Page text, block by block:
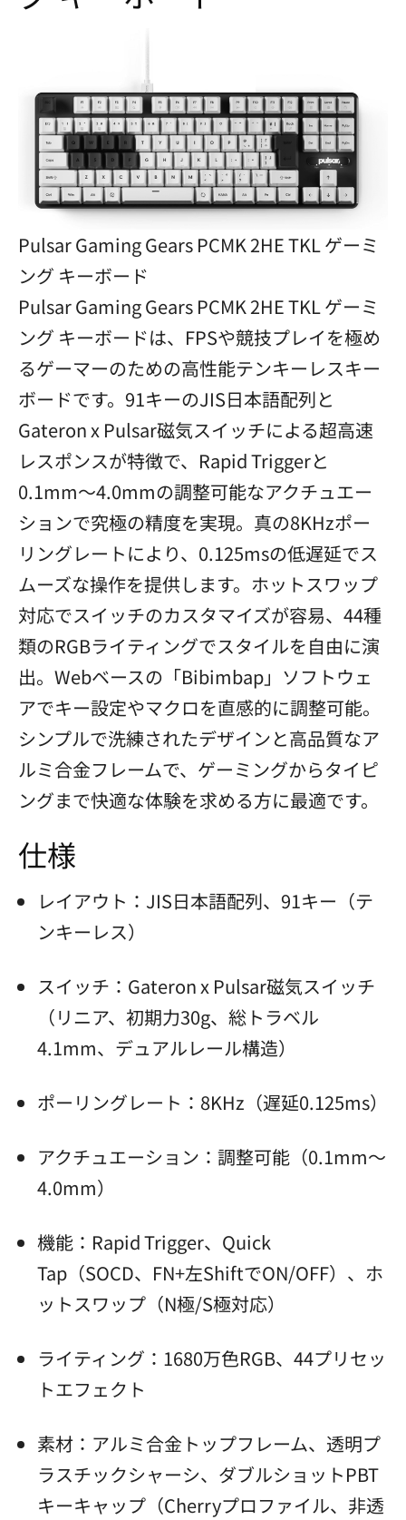
Pulsar Gaming Gears PCMK 2HE TKL ゲーミ
ング キーボード
Pulsar Gaming Gears PCMK 2HE TKL ゲーミ
ング キーボードは、FPSや競技プレイを極め
るゲーマーのための高性能テンキーレスキー
ボードです。91キーのJIS日本語配列と
Gateron x Pulsar磁気スイッチによる超高速
レスポンスが特徴で、Rapid Triggerと
0.1mm～4.0mmの調整可能なアクチュエー
ションで究極の精度を実現。真の8KHzポー
リングレートにより、0.125msの低遅延でス
ムーズな操作を提供します。ホットスワップ
対応でスイッチのカスタマイズが容易、44種
類のRGBライティングでスタイルを自由に演
出。Webベースの「Bibimbap」ソフトウェ
アでキー設定やマクロを直感的に調整可能。
シンプルで洗練されたデザインと高品質なア
ルミ合金フレームで、ゲーミングからタイピ
ングまで快適な体験を求める方に最適です。
仕様
レイアウト：JIS日本語配列、91キー（テ
ンキーレス）
スイッチ：Gateron x Pulsar磁気スイッチ
（リニア、初期力30g、総トラベル
4.1mm、デュアルレール構造）
ポーリングレート：8KHz（遅延0.125ms）
アクチュエーション：調整可能（0.1mm～
4.0mm）
機能：Rapid Trigger、Quick
Tap（SOCD、FN+左ShiftでON/OFF）、ホ
ットスワップ（N極/S極対応）
ライティング：1680万色RGB、44プリセッ
トエフェクト
素材：アルミ合金トップフレーム、透明プ
ラスチックシャーシ、ダブルショットPBT
キーキャップ（Cherryプロファイル、非透